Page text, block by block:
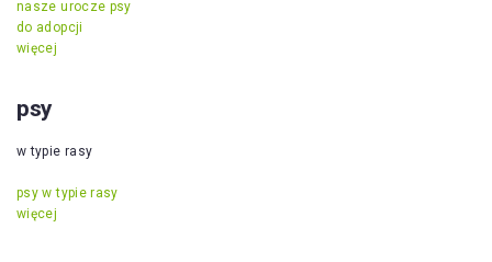
nasze urocze psy
do adopcji
więcej
psy
w typie rasy
psy w typie rasy
więcej